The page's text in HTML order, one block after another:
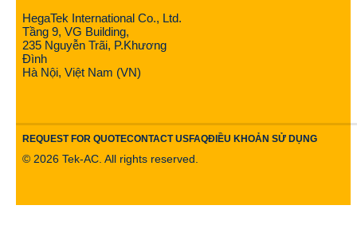
HegaTek International Co., Ltd.
Tầng 9, VG Building,
235 Nguyễn Trãi, P.Khương
Đình
Hà Nội, Việt Nam (VN)
REQUEST FOR QUOTECONTACT USFAQĐIỀU KHOẢN SỬ DỤNG
© 2026 Tek-AC. All rights reserved.